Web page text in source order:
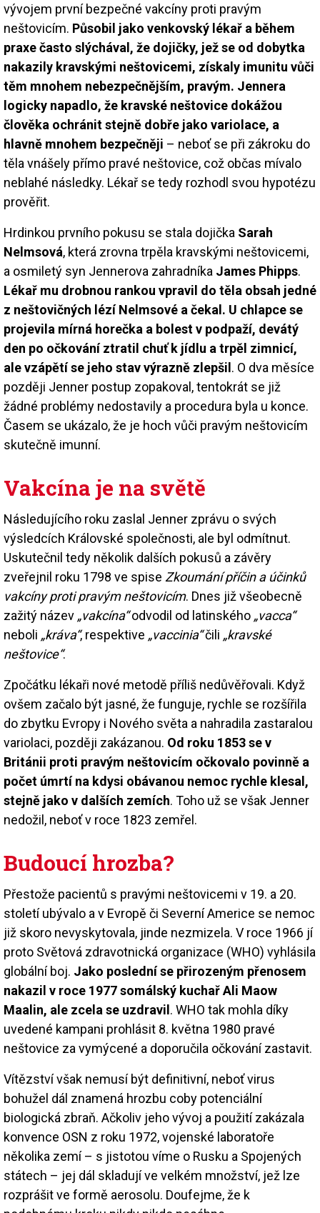
vývojem první bezpečné vakcíny proti pravým
neštovicím. Působil jako venkovský lékař a během
praxe často slýchával, že dojičky, jež se od dobytka
nakazily kravskými neštovicemi, získaly imunitu vůči
těm mnohem nebezpečnějším, pravým. Jennera
logicky napadlo, že kravské neštovice dokážou
člověka ochránit stejně dobře jako variolace, a
hlavně mnohem bezpečněji – neboť se při zákroku do
těla vnášely přímo pravé neštovice, což občas mívalo
neblahé následky. Lékař se tedy rozhodl svou hypotézu
prověřit.
Hrdinkou prvního pokusu se stala dojička Sarah
Nelmsová, která zrovna trpěla kravskými neštovicemi,
a osmiletý syn Jennerova zahradníka James Phipps.
Lékař mu drobnou rankou vpravil do těla obsah jedné
z neštovičných lézí Nelmsové a čekal. U chlapce se
projevila mírná horečka a bolest v podpaží, devátý
den po očkování ztratil chuť k jídlu a trpěl zimnicí,
ale vzápětí se jeho stav výrazně zlepšil. O dva měsíce
později Jenner postup zopakoval, tentokrát se již
žádné problémy nedostavily a procedura byla u konce.
Časem se ukázalo, že je hoch vůči pravým neštovicím
skutečně imunní.
Vakcína je na světě
Následujícího roku zaslal Jenner zprávu o svých
výsledcích Královské společnosti, ale byl odmítnut.
Uskutečnil tedy několik dalších pokusů a závěry
zveřejnil roku 1798 ve spise Zkoumání příčin a účinků
vakcíny proti pravým neštovicím. Dnes již všeobecně
zažitý název „vakcína“odvodil od latinského „vacca“
neboli „kráva“, respektive „vaccinia“čili „kravské
neštovice“.
Zpočátku lékaři nové metodě příliš nedůvěřovali. Když
ovšem začalo být jasné, že funguje, rychle se rozšířila
do zbytku Evropy i Nového světa a nahradila zastaralou
variolaci, později zakázanou. Od roku 1853 se v
Británii proti pravým neštovicím očkovalo povinně a
počet úmrtí na kdysi obávanou nemoc rychle klesal,
stejně jako v dalších zemích. Toho už se však Jenner
nedožil, neboť v roce 1823 zemřel.
Budoucí hrozba?
Přestože pacientů s pravými neštovicemi v 19. a 20.
století ubývalo a v Evropě či Severní Americe se nemoc
již skoro nevyskytovala, jinde nezmizela. V roce 1966 jí
proto Světová zdravotnická organizace (WHO) vyhlásila
globální boj. Jako poslední se přirozeným přenosem
nakazil v roce 1977 somálský kuchař Ali Maow
Maalin, ale zcela se uzdravil. WHO tak mohla díky
uvedené kampani prohlásit 8. května 1980 pravé
neštovice za vymýcené a doporučila očkování zastavit.
Vítězství však nemusí být definitivní, neboť virus
bohužel dál znamená hrozbu coby potenciální
biologická zbraň. Ačkoliv jeho vývoj a použití zakázala
konvence OSN z roku 1972, vojenské laboratoře
několika zemí – s jistotou víme o Rusku a Spojených
státech – jej dál skladují ve velkém množství, jež lze
rozprášit ve formě aerosolu. Doufejme, že k